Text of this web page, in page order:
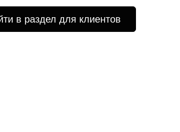
в раздел для клиентов